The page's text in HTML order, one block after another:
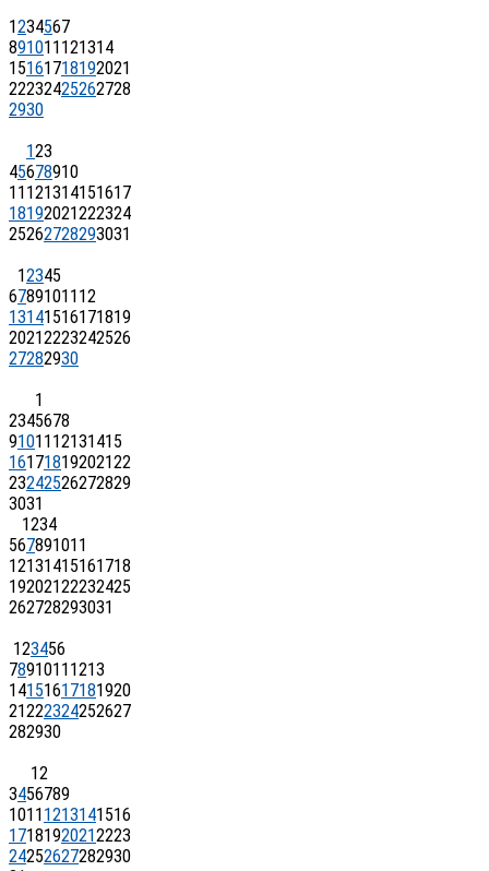
1234567
891011 121314
15161718192021
22232425262728
2930
123
45678910
11 121314151617
18192021222324
25262728293031
12345
67891011 12
13141516171819
20212223242526
27282930
1
2345678
91011 12131415
16171819202122
23242526272829
3031
1234
567891011
12131415161718
19202122232425
262728293031
123456
7891011 1213
14151617181920
21222324252627
282930
12
3456789
1011 1213141516
17181920212223
24252627282930